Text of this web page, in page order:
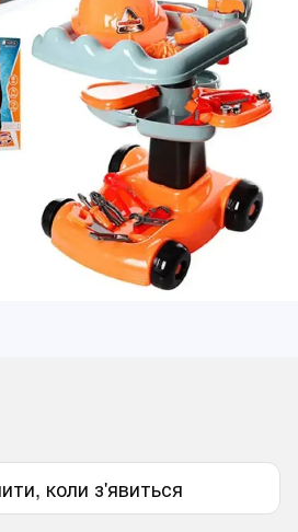
коли з'явиться